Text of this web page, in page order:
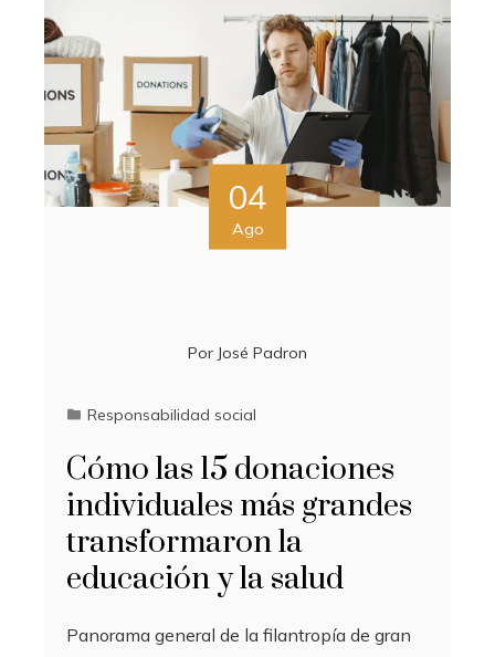
04
Ago
Por José Padron
Responsabilidad social
Cómo las 15 donaciones
individuales más grandes
transformaron la
educación y la salud
Panorama general de la filantropía de gran